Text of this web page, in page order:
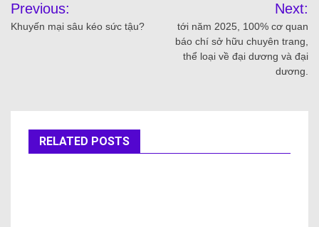
Previous:
Khuyến mại sâu kéo sức tậu?
Next:
tới năm 2025, 100% cơ quan
báo chí sở hữu chuyên trang,
thể loại về đại dương và đại
dương.
RELATED POSTS